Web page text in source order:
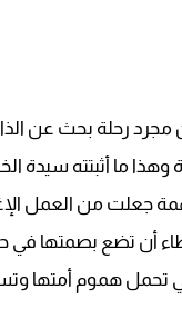
رحلة بحث عن
ما أثبتته سيدة
جعلت من العمل
أن تضع بصمتها في
تحمل هموم أمتها